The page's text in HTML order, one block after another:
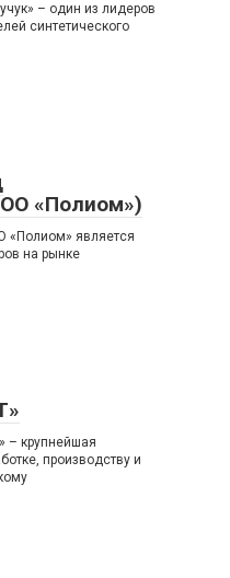
– один из лидеров
синтетического
«Полиом»)
является
на рынке
– крупнейшая
производству и